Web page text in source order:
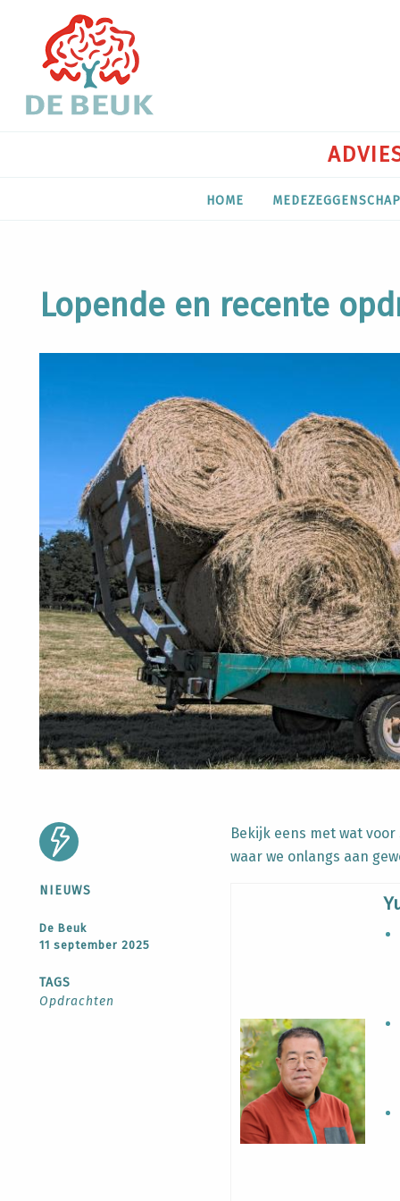
HOME MEDEZEGGENSCHAP
Lopende en recente
NIEUWS
De Beuk
11 september 2025
TAGS
Opdrachten
Bekijk eens met wat
waar we onlangs aan